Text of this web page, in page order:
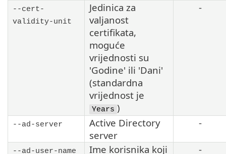
--cert-
validity-unit
Jedinica za
valjanost
certifikata,
moguće
vrijednosti su
'Godine' ili 'Dani'
(standardna
vrijednost je
Years )
-
--ad-server
Active Directory
server
-
--ad-user-name
Ime korisnika koji
-